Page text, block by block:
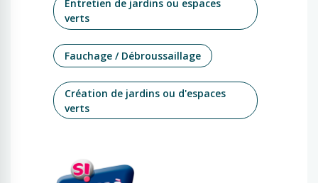
Entretien de jardins ou espaces
verts
Fauchage / Débroussaillage
Création de jardins ou d'espaces
verts